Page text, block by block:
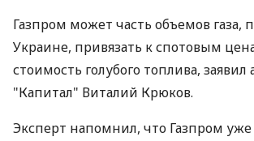
Газпром может часть объемов газа,
Украине, привязать к спотовым
стоимость голубого топлива,
"Капитал" Виталий Крюков.
Эксперт напомнил, что Газпром